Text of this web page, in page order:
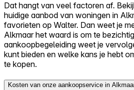
Dat hangt van veel factoren af.
huidige aanbod van woningen in
favorieten op Walter. Dan weet je
Alkmaar het waard is om te
aankoopbegeleiding weet je
kunt bieden en welke kans je hebt
te kopen.
Kosten van onze aankoopservice in